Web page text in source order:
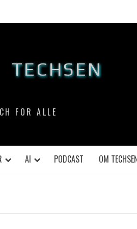
TECHSEN
FOR ALLE
AI PODCAST OM